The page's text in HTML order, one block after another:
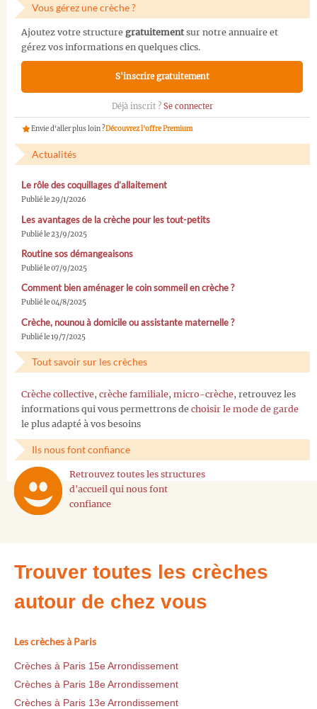
Vous gérez une crèche ?
Ajoutez votre structure gratuitementsur notre annuaire et
gérez vos informations en quelques clics.
S'inscrire gratuitement
Déjà inscrit ? Se connecter
Envie d'aller plus loin ?Découvrez l'offre Premium
Actualités
Le rôle des coquillages d’allaitement
Publié le 29/1/2026
Les avantages de la crèche pour les tout-petits
Publié le 23/9/2025
Routine sos démangeaisons
Publié le 07/9/2025
Comment bien aménager le coin sommeil en crèche ?
Publié le 04/8/2025
Crèche, nounou à domicile ou assistante maternelle ?
Publié le 19/7/2025
Tout savoir sur les crèches
Crèche collective, crèche familiale, micro-crèche, retrouvez les
informations qui vous permettrons de choisir le mode de garde
le plus adapté à vos besoins
Ils nous font confiance
Retrouvez toutes les structures
d'accueil qui nous font
confiance
Trouver toutes les crèches
autour de chez vous
Les crèches à Paris
Crèches à Paris 15e Arrondissement
Crèches à Paris 18e Arrondissement
Crèches à Paris 13e Arrondissement